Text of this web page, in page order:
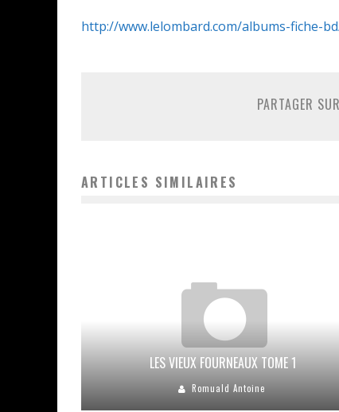
http://www.lelombard.com/albums-fiche-
PARTAGER
ARTICLES SIMILAIRES
LES VIEUX FOURNEAUX TOME 1
Romuald Antoine